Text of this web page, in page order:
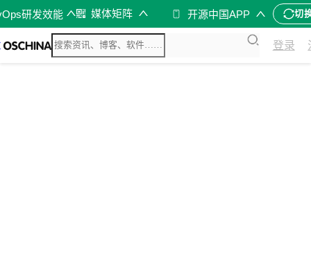
研发效能 媒体矩阵 开源中国APP 切
登录